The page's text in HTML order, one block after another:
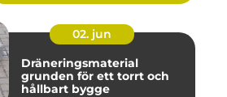
02. jun
Dräneringsmaterial
grunden för ett torrt och
hållbart bygge